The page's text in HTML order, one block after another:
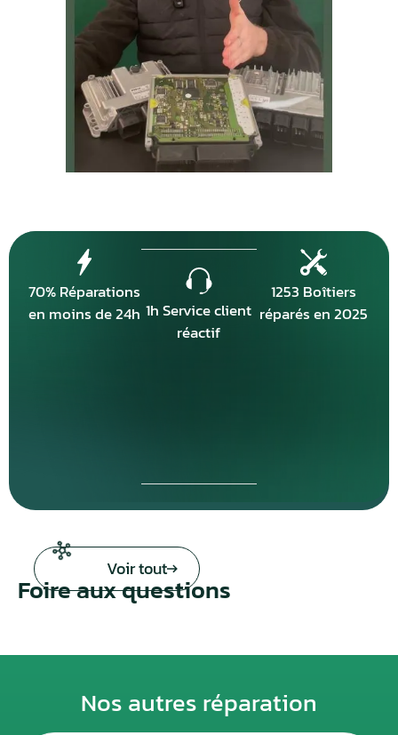
70% Réparations
en moins de 24h 1h Service client
réactif
1253 Boîtiers
réparés en 2025
Voir tout
Foire aux questions
Nos autres réparation